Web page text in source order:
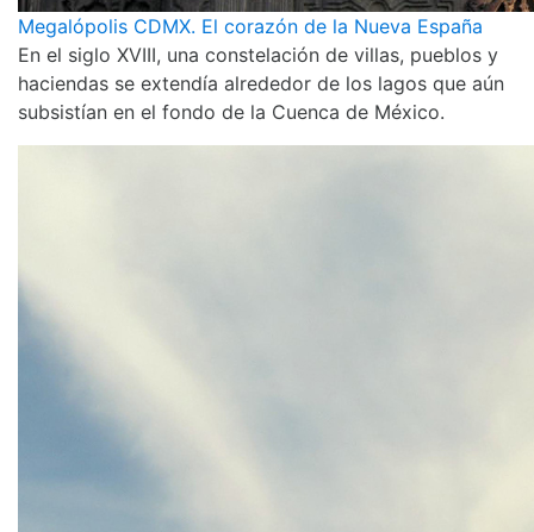
Megalópolis CDMX. El corazón de la Nueva España
En el siglo XVIII, una constelación de villas, pueblos y
haciendas se extendía alrededor de los lagos que aún
subsistían en el fondo de la Cuenca de México.